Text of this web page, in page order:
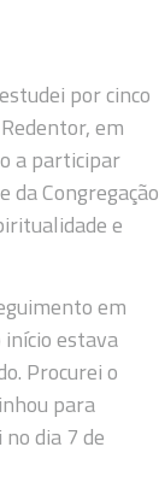
por cinco
em
a participar
da Congregação
e
em
início estava
Procurei o
para
dia 7 de